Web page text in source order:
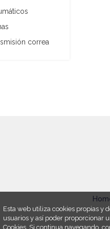
Esta web utiliza cookies propias y
usuarios y así poder proporcionar
Cookies. Si continua navegando,
correa